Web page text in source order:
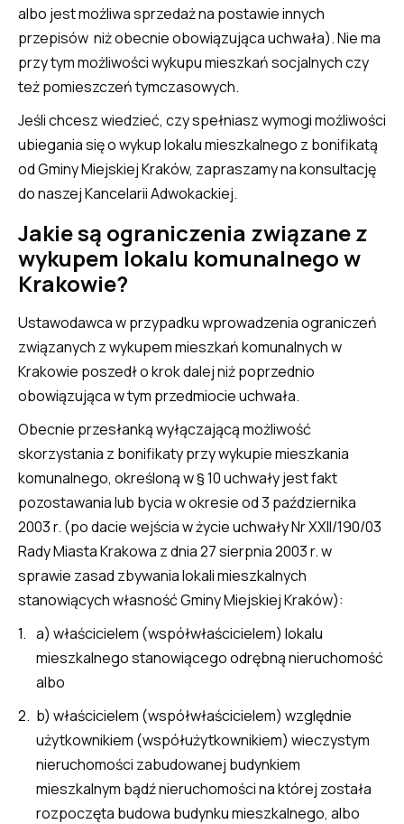
albo jest możliwa sprzedaż na postawie innych
przepisów niż obecnie obowiązująca uchwała). Nie ma
przy tym możliwości wykupu mieszkań socjalnych czy
też pomieszczeń tymczasowych.
Jeśli chcesz wiedzieć, czy spełniasz wymogi możliwości
ubiegania się o wykup lokalu mieszkalnego z bonifikatą
od Gminy Miejskiej Kraków, zapraszamy na konsultację
do naszej Kancelarii Adwokackiej.
Jakie są ograniczenia związane z
wykupem lokalu komunalnego w
Krakowie?
Ustawodawca w przypadku wprowadzenia ograniczeń
związanych z wykupem mieszkań komunalnych w
Krakowie poszedł o krok dalej niż poprzednio
obowiązująca w tym przedmiocie uchwała.
Obecnie przesłanką wyłączającą możliwość
skorzystania z bonifikaty przy wykupie mieszkania
komunalnego, określoną w § 10 uchwały jest fakt
pozostawania lub bycia w okresie od 3 października
2003 r. (po dacie wejścia w życie uchwały Nr XXII/190/03
Rady Miasta Krakowa z dnia 27 sierpnia 2003 r. w
sprawie zasad zbywania lokali mieszkalnych
stanowiących własność Gminy Miejskiej Kraków):
a) właścicielem (współwłaścicielem) lokalu
mieszkalnego stanowiącego odrębną nieruchomość
albo
b) właścicielem (współwłaścicielem) względnie
użytkownikiem (współużytkownikiem) wieczystym
nieruchomości zabudowanej budynkiem
mieszkalnym bądź nieruchomości na której została
rozpoczęta budowa budynku mieszkalnego, albo